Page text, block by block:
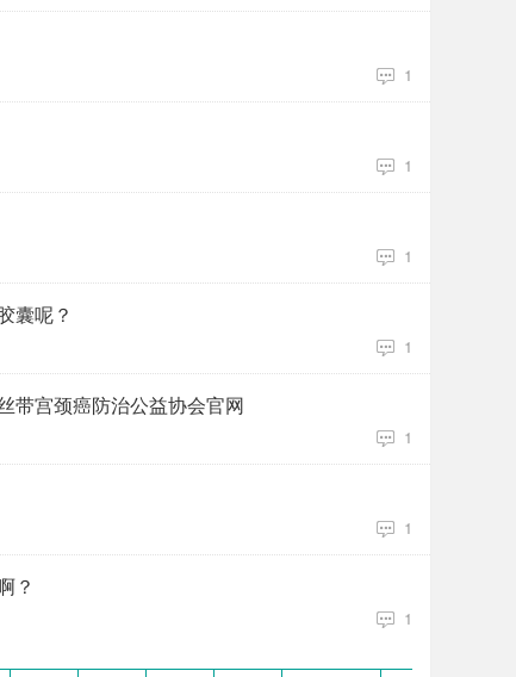
1
1
1
囊呢？
1
带宫颈癌防治公益协会官网
1
1
？
1